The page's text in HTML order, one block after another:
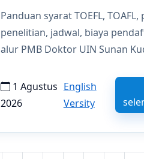
Panduan syarat TOEFL,
penelitian, jadwal, biaya
alur PMB Doktor UIN Sunan
1 Agustus
2026
English
Versity